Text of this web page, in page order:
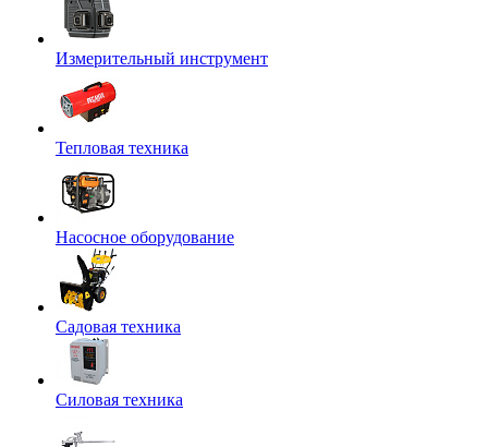
Измерительный инструмент
Тепловая техника
Насосное оборудование
Садовая техника
Силовая техника